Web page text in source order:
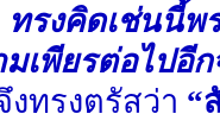
ทรงคิดเช่นนี้พ
มเพียรต่อไป
งทรงตรัสว่า “